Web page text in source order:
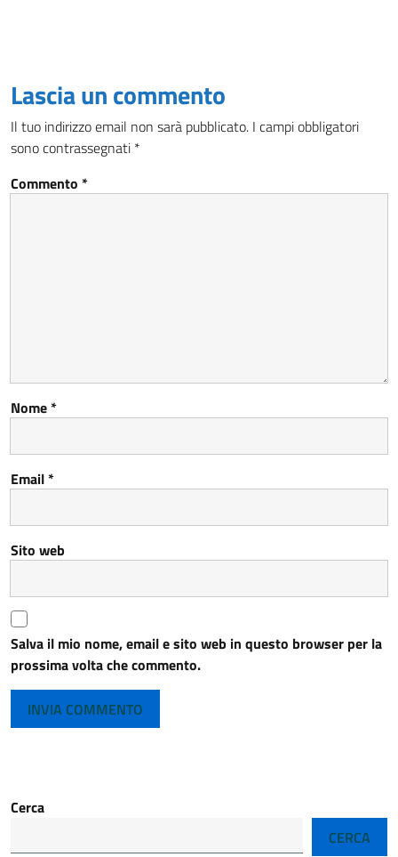
Lascia un commento
Il tuo indirizzo email non sarà pubblicato. I campi obbligatori
sono contrassegnati *
Commento *
Nome*
Email*
Sito web
Salva il mio nome, email e sito web in questo browser per la
prossima volta che commento.
Cerca
CERCA